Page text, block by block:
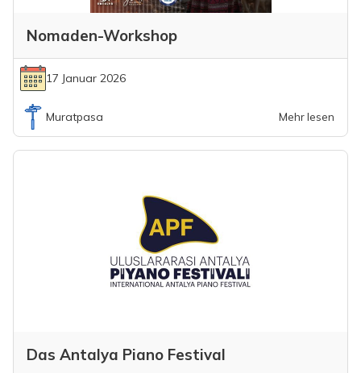
Nomaden-Workshop
17 Januar 2026
Muratpasa Mehr lesen
Das Antalya Piano Festival